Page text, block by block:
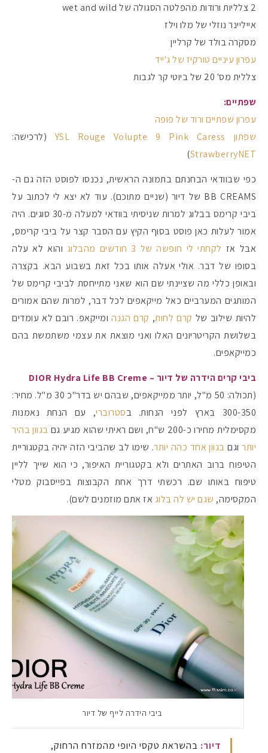
2 צלליות ורודות מהפלטה הסגולה של wet and wild
אייליינר נוזלי של מלו וילז
מסקרה בולד של קרליין
עפרון עיניים טורקיז של ג'ייד
צללית מס' 20 של ביוטי קר לגבות
שפתיים:
עפרון שפתיים ורוד של פופה
שפתון YSL Rouge Volupte 9 Pink Caress
(לרכישה:
StrawberryNET
)
כפי שבוודאי הבחנתם בתמונה הראשית, נכנסו לפוסט הזה גם ה-
BB CREAMS של דיור (שניים מתוכם). עוד לא יצא לי לכתוב על
ביבי קרימס בבלוג למרות שניסיתי בוודאי למעלה מ-30 סוגים. היה
אמור לעלות כאן פוסט בסוף הקיץ עם הסבר קצר על ביבי קרימס,
אבל אז לקחתי לי חופשה של 3 חודשים מהבלוג
והוא לא עלה
בסופו של דבר. אולי אעלה אותו בכל זאת בשבוע הבא. בקצרה
ובאופן כללי מה שציינתי שם הוא שאני מתייחסת לביבי קרימס של
המותגים המערביים כאל מייקאפים לכל דבר, למרות שהם אמורים
להיות שילוב של קרם לחות, קרם הגנהומייקאפ. רובם לא עומדים
בשלושת הקריטריונים האלו ואני מוצאת את עצמי משתמשת בהם
כמייקאפים.
ביבי קרים הידרה של דיור – DIOR Hydra Life BB Creme
(תכולה: 50 מ"ל, יותר ממייקאפים, שבהם יש בדר"כ 30 מ"ל. מחיר:
300-350 בארץ לפני הנחות. ב
סטרוברי, עם הנחת נאמנות
מקסימלית מחירו כ-200 ש"ח, ושם ראיתי שהוא מגיע גם
בגוון בהיר
יותרוגם בגוון אחד כהה יותר. שימו לב שהביבי הזה יהיה בקטגוריית
הטיפוח ברוב האתרים ולא בקטגוריית האיפור, כי הוא שייך לליין
טיפוח באותו שם. רכשתי דרך אחת הקבוצות בפייסבוק מטלי
המקסימה, שגם יש לה בלוג אז אתם מוזמנים לשם).
ביבי הידרה לייף של דיור
דיור: בהשראת טקסי היופי מהמזרח הרחוק,